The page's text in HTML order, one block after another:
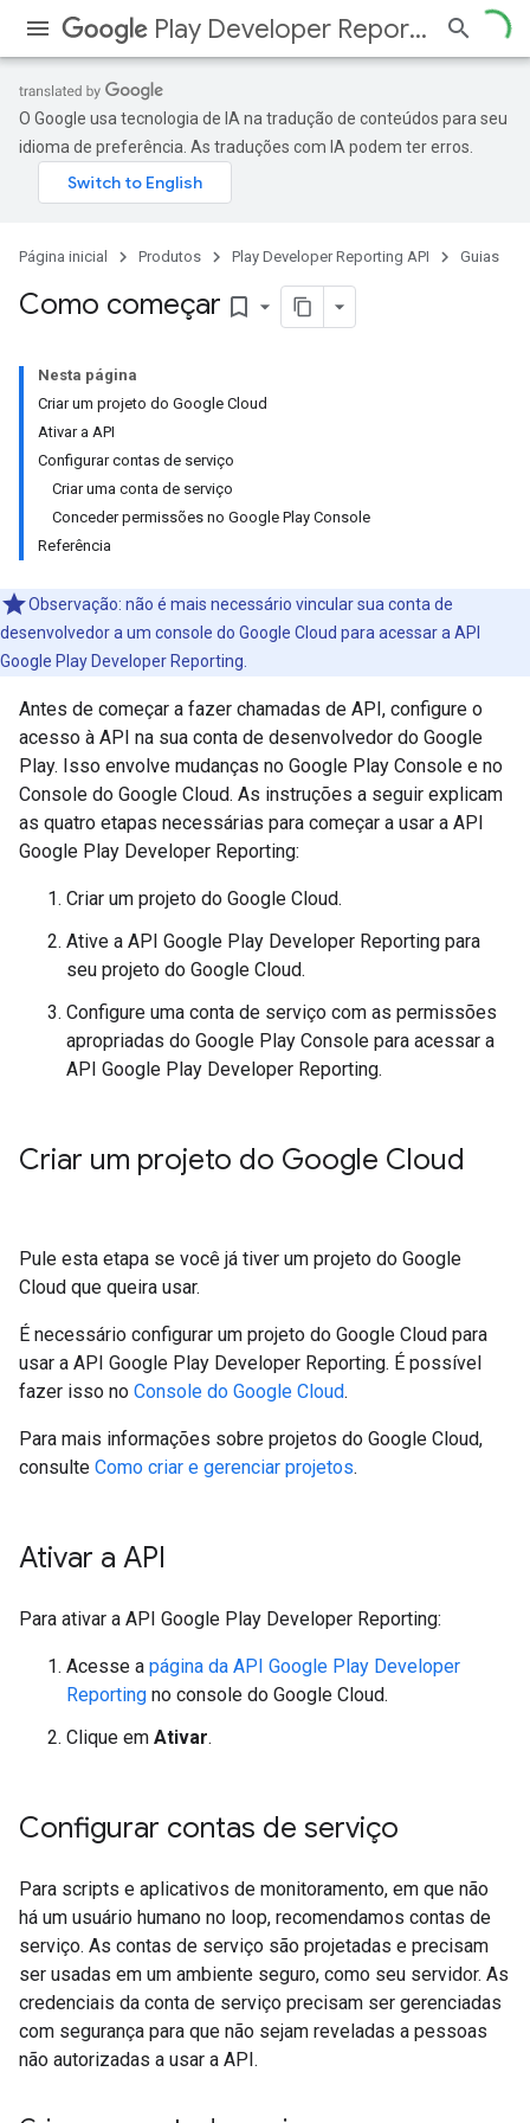
Play Developer Reporting API
O Google usa tecnologia de IA na tradução de conteúdos para seu
idioma de preferência. As traduções com IA podem ter erros.
Página inicial Produtos Play Developer Reporting API Guias
Como começar bookmark_border
Nesta página
Criar um projeto do Google Cloud
Ativar a API
Configurar contas de serviço
Criar uma conta de serviço
Conceder permissões no Google Play Console
Referência
Observação: não é mais necessário vincular sua conta de
desenvolvedor a um console do Google Cloud para acessar a API
Google Play Developer Reporting.
Antes de começar a fazer chamadas de API, configure o
acesso à API na sua conta de desenvolvedor do Google
Play. Isso envolve mudanças no Google Play Console e no
Console do Google Cloud. As instruções a seguir explicam
as quatro etapas necessárias para começar a usar a API
Google Play Developer Reporting:
Criar um projeto do Google Cloud.
Ative a API Google Play Developer Reporting para
seu projeto do Google Cloud.
Configure uma conta de serviço com as permissões
apropriadas do Google Play Console para acessar a
API Google Play Developer Reporting.
Criar um projeto do Google Cloud
Pule esta etapa se você já tiver um projeto do Google
Cloud que queira usar.
É necessário configurar um projeto do Google Cloud para
usar a API Google Play Developer Reporting. É possível
fazer isso no Console do Google Cloud.
Para mais informações sobre projetos do Google Cloud,
consulte Como criar e gerenciar projetos.
Ativar a API
Para ativar a API Google Play Developer Reporting:
Acesse a página da API Google Play Developer
Reporting no console do Google Cloud.
Clique em Ativar.
Configurar contas de serviço
Para scripts e aplicativos de monitoramento, em que não
há um usuário humano no loop, recomendamos contas de
serviço. As contas de serviço são projetadas e precisam
ser usadas em um ambiente seguro, como seu servidor. As
credenciais da conta de serviço precisam ser gerenciadas
com segurança para que não sejam reveladas a pessoas
não autorizadas a usar a API.